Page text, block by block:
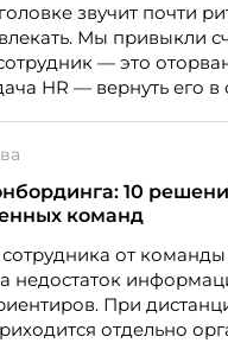
и удерживать
звучит почти
Мы привыкли
— это
HR — вернуть его
остановиться на
говорят ровно
интуиция. Автор
приглашённый
книги «Дао женской
10
команд
от
недостаток
При
отдельно